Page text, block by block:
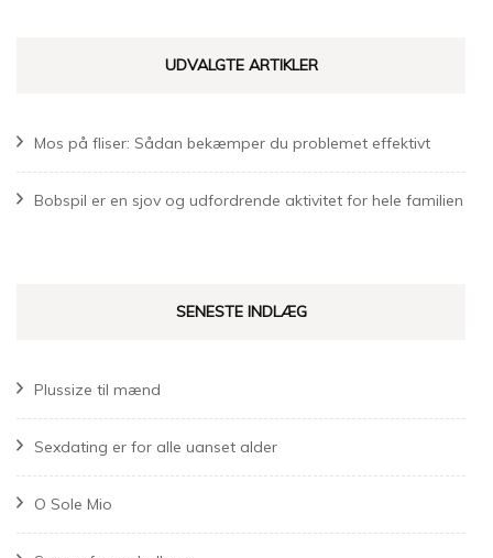
UDVALGTE ARTIKLER
Mos på fliser: Sådan bekæmper du problemet effektivt
Bobspil er en sjov og udfordrende aktivitet for hele familien
SENESTE INDLÆG
Plussize til mænd
Sexdating er for alle uanset alder
O Sole Mio